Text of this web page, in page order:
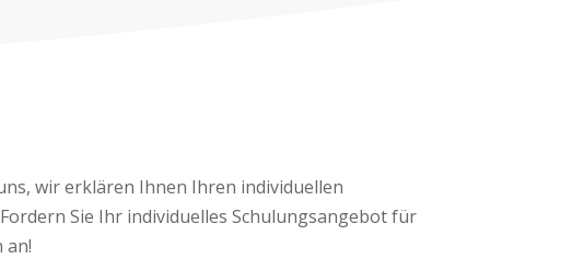
wir erklären Ihnen Ihren individuellen
Sie Ihr individuelles Schulungsangebot für
an!